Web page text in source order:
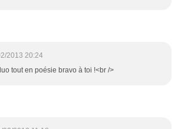
2013 20:24
tout en poésie bravo à toi !<br />